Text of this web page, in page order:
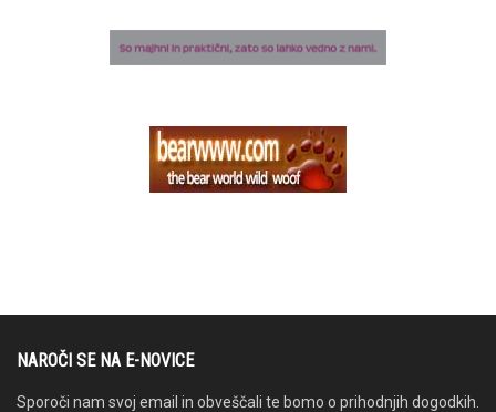
NAROČI SE NA E-NOVICE
Sporoči nam svoj email in obveščali te bomo o prihodnjih dogodkih.